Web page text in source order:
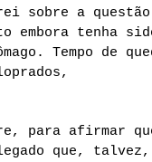
sobre a questão
embora tenha
Tempo de
para afirmar
que, talvez,